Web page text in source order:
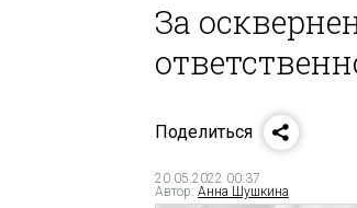
За
Поделиться
20.05.2022 00:37
Автор: Анна Шушкина